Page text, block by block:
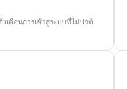
เตือนการเข้าสู่ระบบที่ไม่ปกติ